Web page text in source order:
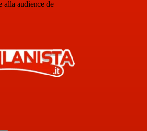
alla audience de